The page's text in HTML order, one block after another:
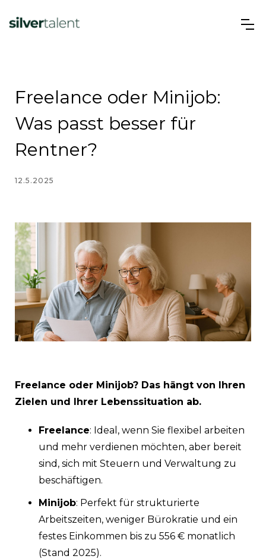
Freelance oder Minijob:
Was passt besser für
Rentner?
12.5.2025
Freelance oder Minijob? Das hängt von Ihren
Zielen und Ihrer Lebenssituation ab.
Freelance: Ideal, wenn Sie flexibel arbeiten
und mehr verdienen möchten, aber bereit
sind, sich mit Steuern und Verwaltung zu
beschäftigen.
Minijob: Perfekt für strukturierte
Arbeitszeiten, weniger Bürokratie und ein
festes Einkommen bis zu 556 € monatlich
(Stand 2025).